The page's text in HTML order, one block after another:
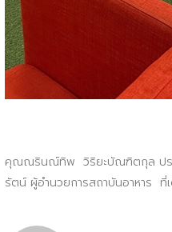
คุณณรินณ์ทิพ วิริยะบัณฑิตกุล ประธ
รัตน์ ผู้อำนวยการสถาบันอาหาร ที่